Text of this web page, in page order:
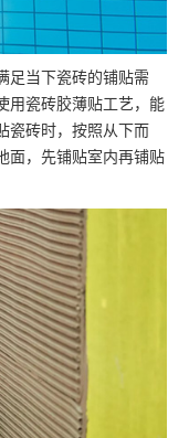
足当下瓷砖的铺贴需
用瓷砖胶薄贴工艺，能
瓷砖时，按照从下而
面，先铺贴室内再铺贴